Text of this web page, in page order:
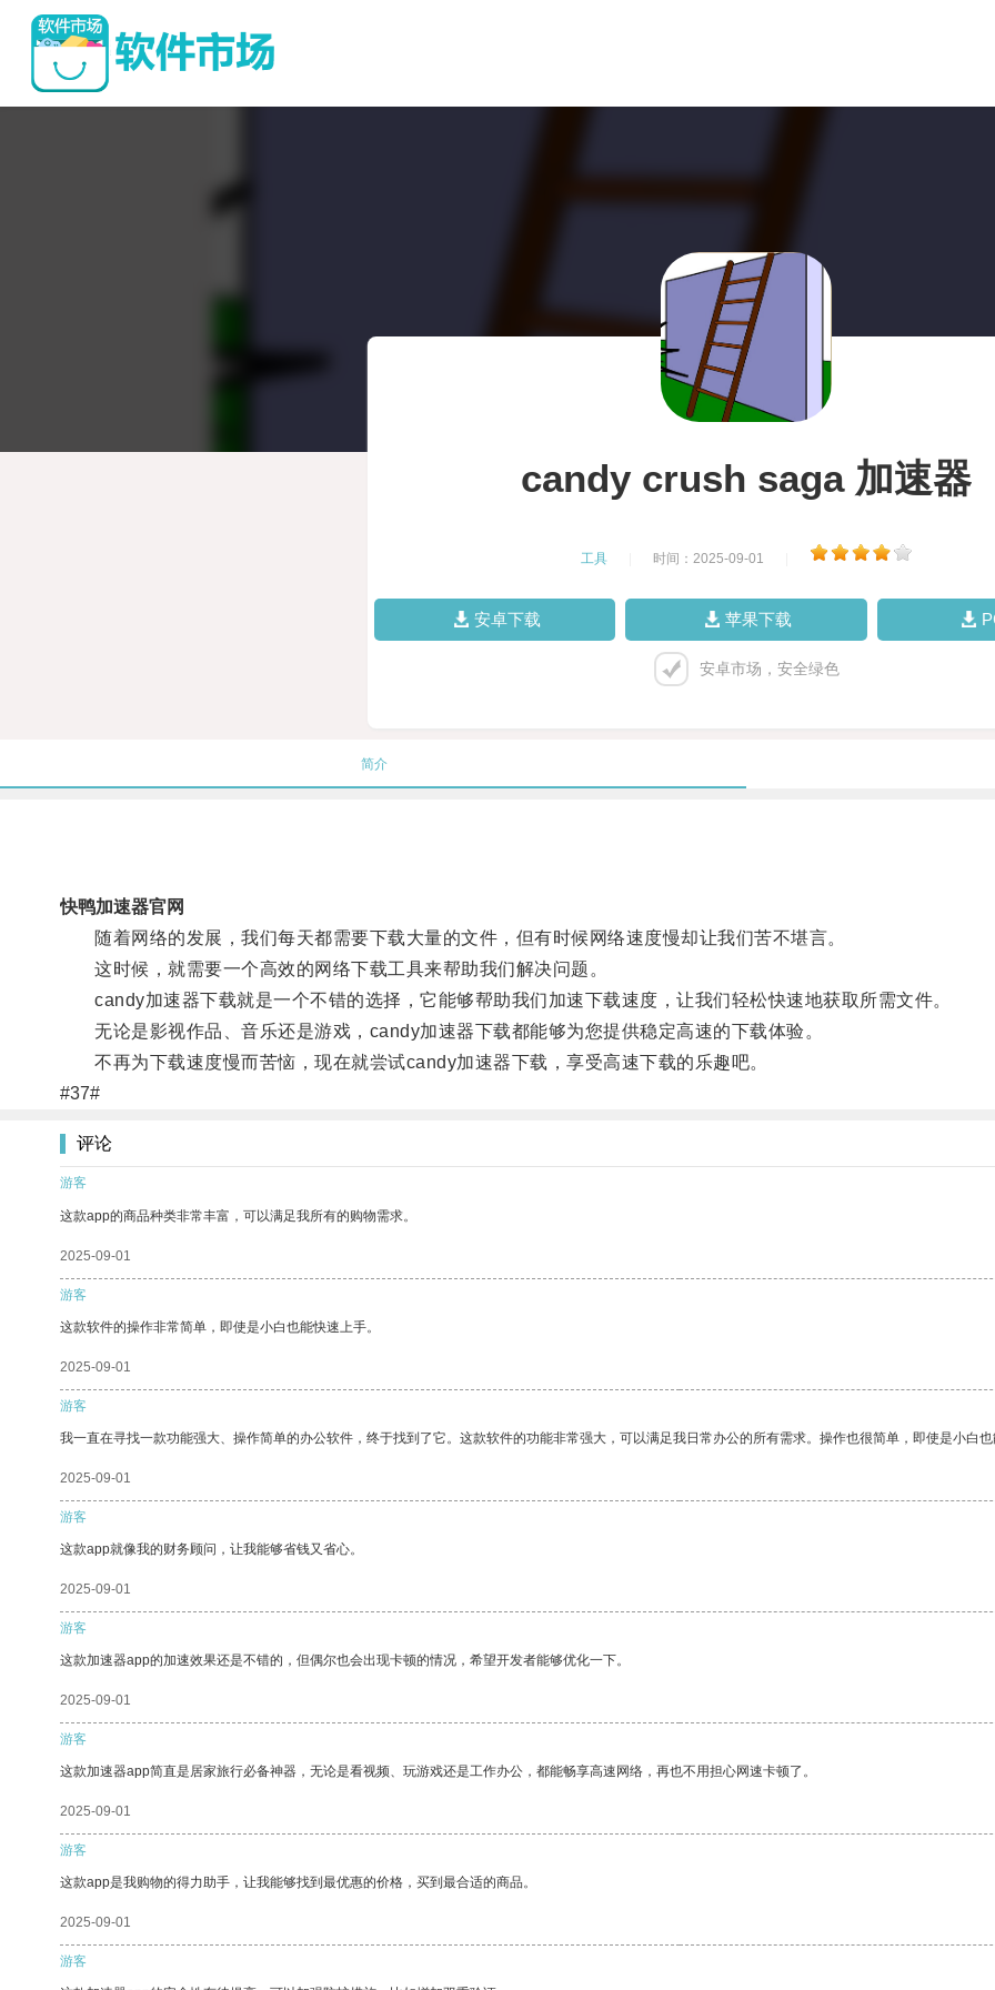
candy crush saga 加速器
工具 时间：2025-09-01
安卓下载 苹果下载
安卓市场，安全绿色
简介
快鸭加速器官网
随着网络的发展，我们每天都需要下载大量的文件，但有时候网络速度慢却让我们苦不堪言。
这时候，就需要一个高效的网络下载工具来帮助我们解决问题。
candy加速器下载就是一个不错的选择，它能够帮助我们加速下载速度，让我们轻松快速地获取所需文件。
无论是影视作品、音乐还是游戏，candy加速器下载都能够为您提供稳定高速的下载体验。
不再为下载速度慢而苦恼，现在就尝试candy加速器下载，享受高速下载的乐趣吧。
#37#
评论
游客
这款app的商品种类非常丰富，可以满足我所有的购物需求。
2025-09-01
游客
这款软件的操作非常简单，即使是小白也能快速上手。
2025-09-01
游客
我一直在寻找一款功能强大、操作简单的办公软件，终于找到了它。这款软件的功能非常强大，可以满足我日常办公的所有需求。操作也很简单，即使是小白也
2025-09-01
游客
这款app就像我的财务顾问，让我能够省钱又省心。
2025-09-01
游客
这款加速器app的加速效果还是不错的，但偶尔也会出现卡顿的情况，希望开发者能够优化一下。
2025-09-01
游客
这款加速器app简直是居家旅行必备神器，无论是看视频、玩游戏还是工作办公，都能畅享高速网络，再也不用担心网速卡顿了。
2025-09-01
游客
这款app是我购物的得力助手，让我能够找到最优惠的价格，买到最合适的商品。
2025-09-01
游客